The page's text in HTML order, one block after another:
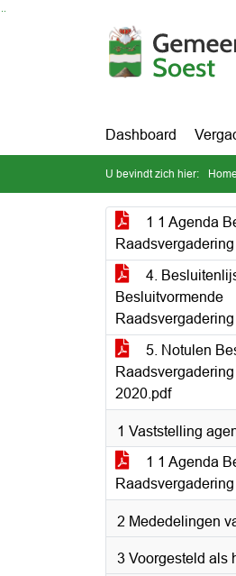
Dashboard
U bevindt zich hier:
1 1 Agenda
4.
Besluitvormende
5. Notulen
2020.pdf
1 Vaststelling
1 1 Agenda
2 Mededelingen
3 Voorgesteld als